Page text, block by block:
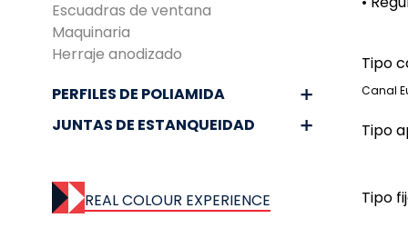
Escuadras de ventana
Maquinaria
Herraje anodizado
PERFILES DE POLIAMIDA
JUNTAS DE ESTANQUEIDAD
REAL COLOUR EXPERIENCE
Tipo
Canal
Tipo
Tipo